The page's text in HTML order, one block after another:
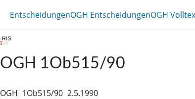
EntscheidungenOGH EntscheidungenOGH
OGH 1Ob515/90
OGH 1Ob515/90 2.5.1990